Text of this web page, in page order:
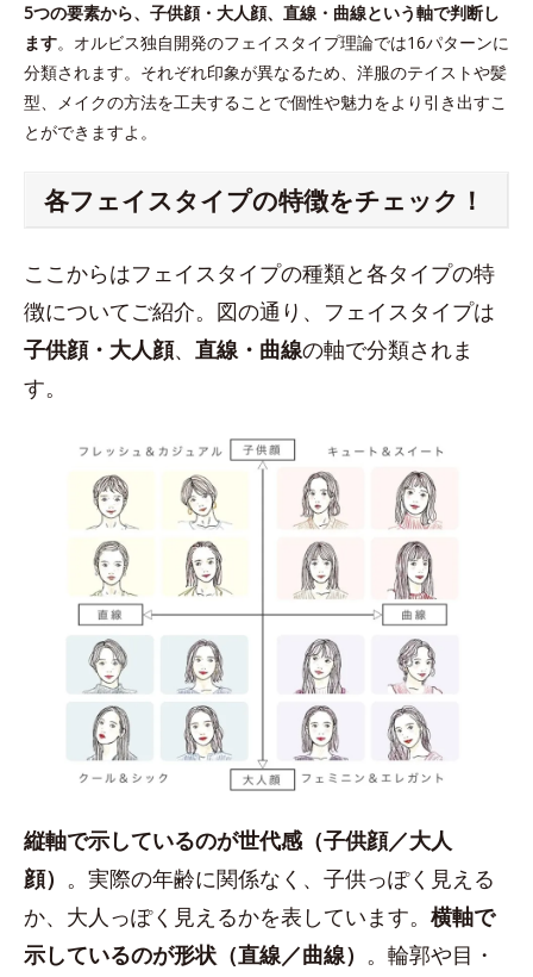
5つの要素から、子供顔・大人顔、直線・曲線という軸で判断し
ます。オルビス独自開発のフェイスタイプ理論では16パターンに
分類されます。それぞれ印象が異なるため、洋服のテイストや髪
型、メイクの方法を工夫することで個性や魅力をより引き出すこ
とができますよ。
各フェイスタイプの特徴をチェック！
ここからはフェイスタイプの種類と各タイプの特
徴についてご紹介。図の通り、フェイスタイプは
子供顔・大人顔、 直線・曲線の軸で分類されま
す。
縦軸で示しているのが世代感（子供顔／大人
顔） 。実際の年齢に関係なく、子供っぽく見える
か、大人っぽく見えるかを表しています。 横軸で
示しているのが形状（直線／曲線） 。輪郭や目・